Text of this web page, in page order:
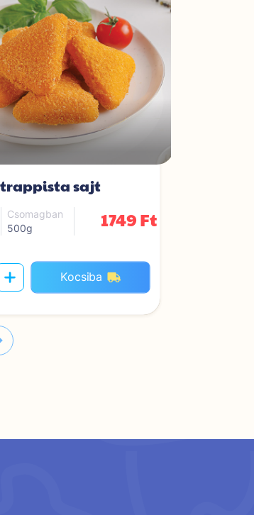
sajt
Csomagban
500g
1749 Ft
Kocsiba